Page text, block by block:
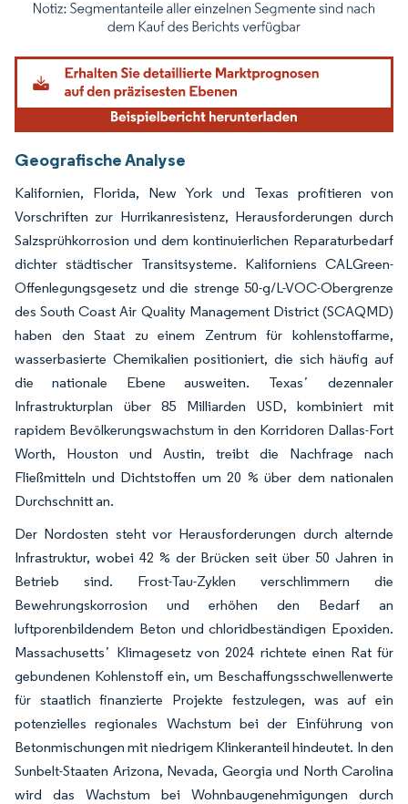
Bild © Mordor Intelligence. Wiederverwendung erfordert Namensnennung
Geografische Analyse
Kalifornien, Florida, New York und Texas profitieren von
Vorschriften zur Hurrikanresistenz, Herausforderungen durch
Salzsprühkorrosion und dem kontinuierlichen Reparaturbedarf
dichter städtischer Transitsysteme. Kaliforniens CALGreen-
Offenlegungsgesetz und die strenge 50-g/L-VOC-Obergrenze
des South Coast Air Quality Management District (SCAQMD)
haben den Staat zu einem Zentrum für kohlenstoffarme,
wasserbasierte Chemikalien positioniert, die sich häufig auf
die nationale Ebene ausweiten. Texasʼ dezennaler
Infrastrukturplan über 85 Milliarden USD, kombiniert mit
rapidem Bevölkerungswachstum in den Korridoren Dallas-Fort
Worth, Houston und Austin, treibt die Nachfrage nach
Fließmitteln und Dichtstoffen um 20 % über dem nationalen
Durchschnitt an.
Der Nordosten steht vor Herausforderungen durch alternde
Infrastruktur, wobei 42 % der Brücken seit über 50 Jahren in
Betrieb sind. Frost-Tau-Zyklen verschlimmern die
Bewehrungskorrosion und erhöhen den Bedarf an
luftporenbildendem Beton und chloridbeständigen Epoxiden.
Massachusettsʼ Klimagesetz von 2024 richtete einen Rat für
gebundenen Kohlenstoff ein, um Beschaffungsschwellenwerte
für staatlich finanzierte Projekte festzulegen, was auf ein
potenzielles regionales Wachstum bei der Einführung von
Betonmischungen mit niedrigem Klinkeranteil hindeutet. In den
Sunbelt-Staaten Arizona, Nevada, Georgia und North Carolina
wird das Wachstum bei Wohnbaugenehmigungen durch